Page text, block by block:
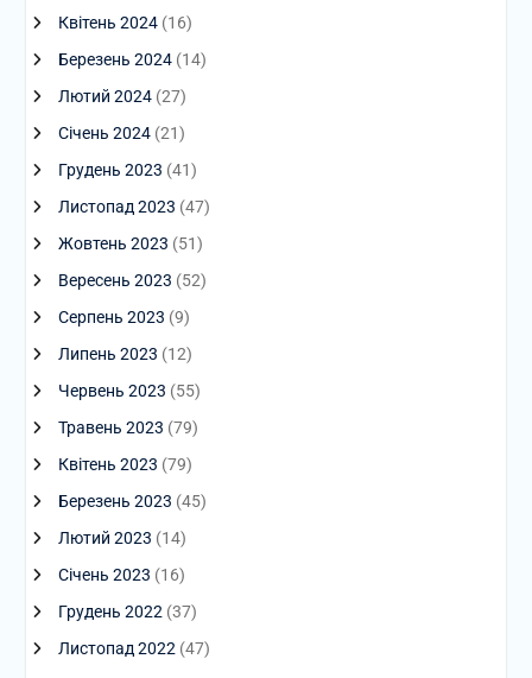
Квітень 2024(16)
Березень 2024(14)
Лютий 2024(27)
Січень 2024(21)
Грудень 2023 (41)
Листопад 2023 (47)
Жовтень 2023 (51)
Вересень 2023 (52)
Серпень 2023 (9)
Липень 2023 (12)
Червень 2023 (55)
Травень 2023 (79)
Квітень 2023 (79)
Березень 2023 (45)
Лютий 2023 (14)
Січень 2023 (16)
Грудень 2022 (37)
Листопад 2022 (47)